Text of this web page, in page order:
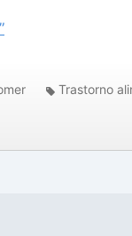
Trastorno